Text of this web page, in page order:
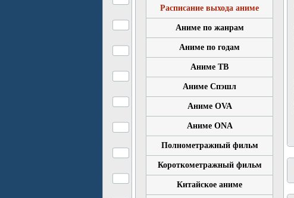
Расписание выхода аниме
Аниме по жанрам
Аниме по годам
Аниме ТВ
Аниме Спэшл
Аниме OVA
Аниме ONA
Полнометражный фильм
Короткометражный фильм
Китайское аниме